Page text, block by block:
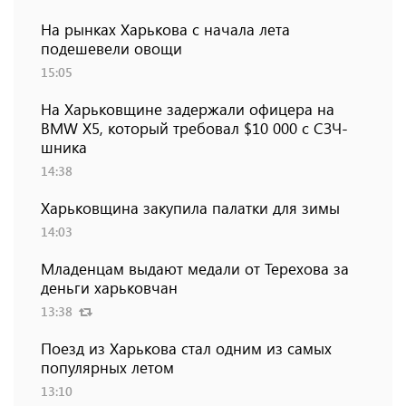
На рынках Харькова с начала лета
подешевели овощи
15:05
На Харьковщине задержали офицера на
BMW Х5, который требовал $10 000 с СЗЧ-
шника
14:38
Харьковщина закупила палатки для зимы
14:03
Младенцам выдают медали от Терехова за
деньги харьковчан
13:38
Поезд из Харькова стал одним из самых
популярных летом
13:10